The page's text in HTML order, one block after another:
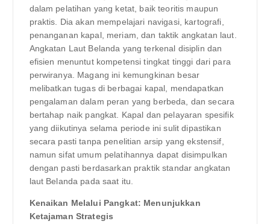
dalam pelatihan yang ketat, baik teoritis maupun
praktis. Dia akan mempelajari navigasi, kartografi,
penanganan kapal, meriam, dan taktik angkatan laut.
Angkatan Laut Belanda yang terkenal disiplin dan
efisien menuntut kompetensi tingkat tinggi dari para
perwiranya. Magang ini kemungkinan besar
melibatkan tugas di berbagai kapal, mendapatkan
pengalaman dalam peran yang berbeda, dan secara
bertahap naik pangkat. Kapal dan pelayaran spesifik
yang diikutinya selama periode ini sulit dipastikan
secara pasti tanpa penelitian arsip yang ekstensif,
namun sifat umum pelatihannya dapat disimpulkan
dengan pasti berdasarkan praktik standar angkatan
laut Belanda pada saat itu.
Kenaikan Melalui Pangkat: Menunjukkan
Ketajaman Strategis